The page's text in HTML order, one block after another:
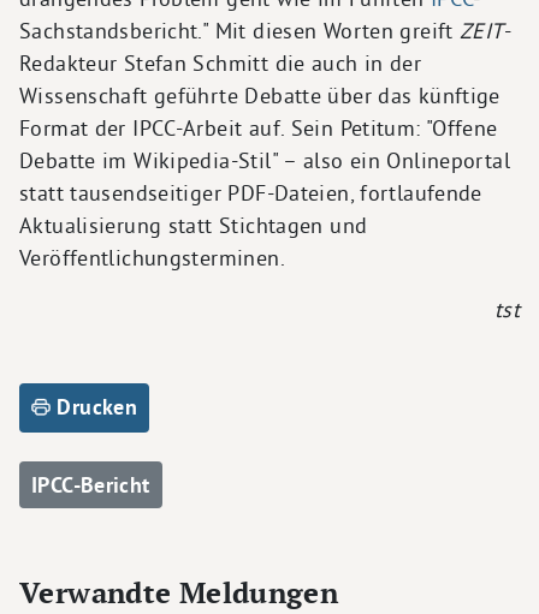
Sachstandsbericht." Mit diesen Worten greiftZEIT-
Redakteur Stefan Schmitt die auch in der
Wissenschaft geführte Debatte über das künftige
Format der IPCC-Arbeit auf. Sein Petitum: "Offene
Debatte im Wikipedia-Stil" – also ein Onlineportal
statt tausendseitiger PDF-Dateien, fortlaufende
Aktualisierung statt Stichtagen und
Veröffentlichungsterminen.
tst
Drucken
IPCC-Bericht
Verwandte Meldungen